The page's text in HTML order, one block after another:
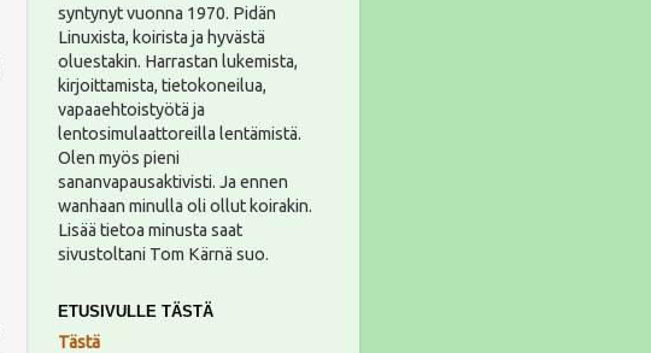
syntynyt vuonna 1970. Pidän
Linuxista, koirista ja hyvästä
oluestakin. Harrastan lukemista,
kirjoittamista, tietokoneilua,
vapaaehtoistyötä ja
lentosimulaattoreilla lentämistä.
Olen myös pieni
sananvapausaktivisti. Ja ennen
wanhaan minulla oli ollut koirakin.
Lisää tietoa minusta saat
sivustoltani Tom Kärnä suo.
ETUSIVULLE TÄSTÄ
Tästä